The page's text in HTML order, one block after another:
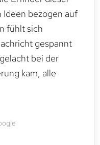
bezogen auf
fühlt sich
gespannt
bei der
kam, alle